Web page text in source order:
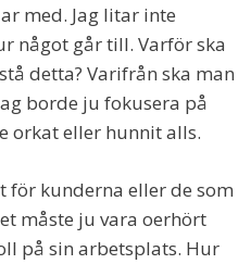
med. Jag litar inte
något går till. Varför ska
detta? Varifrån ska man
borde ju fokusera på
orkat eller hunnit alls.
för kunderna eller de som
måste ju vara oerhört
på sin arbetsplats. Hur